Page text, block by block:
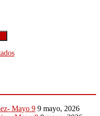
Mayo 9 9 mayo, 2026